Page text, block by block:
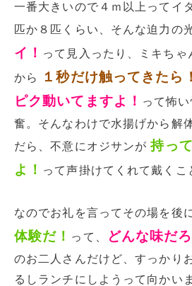
一番大きいので４ｍ以上ってイ
匹か８匹くらい、そんな迫力の
イ！ って見入ったり、ミキちゃ
から
１秒だけ触ってきたら
ピク動いてますよ！ って怖
奮。そんなわけで水揚げから解
だら、不意にオジサンが持っ
よ！ って声掛けてくれて戴くこ
なのでお礼を言ってその場を後に
体験だ！ って、 どんな味だ
のお二人さんだけど、すっかり
るしランチにしようって向かい